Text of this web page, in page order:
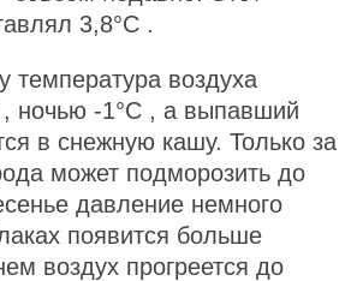
3,8°С .
температура воздуха
, ночью -1°С , а выпавший
в снежную кашу. Только за
может подморозить до
давление немного
появится больше
воздух прогреется до